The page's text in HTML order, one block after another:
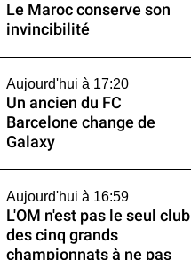
Le Maroc conserve son
invincibilité
Aujourd'hui à 17:20
Un ancien du FC
Barcelone change de
Galaxy
Aujourd'hui à 16:59
L'OM n'est pas le seul club
des cinq grands
championnats à ne pas